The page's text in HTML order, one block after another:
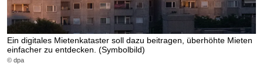
Ein digitales Mietenkataster soll dazu beitragen, überhöhte Mieten
einfacher zu entdecken. (Symbolbild)
© dpa